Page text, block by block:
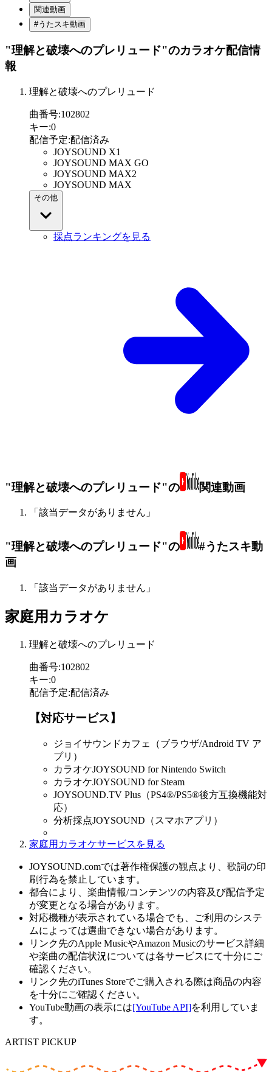
関連動画
#うたスキ動画
"理解と破壊へのプレリュード"のカラオケ配信情
報
理解と破壊へのプレリュード
曲番号:102802
キー:0
配信予定:配信済み
JOYSOUND X1
JOYSOUND MAX GO
JOYSOUND MAX2
JOYSOUND MAX
その他
採点ランキングを見る
"理解と破壊へのプレリュード"の 関連動画
「該当データがありません」
"理解と破壊へのプレリュード"の
#うたスキ動
画
「該当データがありません」
家庭用カラオケ
理解と破壊へのプレリュード
曲番号:102802
キー:0
配信予定:配信済み
【対応サービス】
ジョイサウンドカフェ（ブラウザ/Android TV ア
プリ）
カラオケJOYSOUND for Nintendo Switch
カラオケJOYSOUND for Steam
JOYSOUND.TV Plus（PS4®/PS5®後方互換機能対
応）
分析採点JOYSOUND（スマホアプリ）
家庭用カラオケサービスを見る
JOYSOUND.comでは著作権保護の観点より、歌詞の印
刷行為を禁止しています。
都合により、楽曲情報/コンテンツの内容及び配信予定
が変更となる場合があります。
対応機種が表示されている場合でも、ご利用のシステ
ムによっては選曲できない場合があります。
リンク先のApple MusicやAmazon Musicのサービス詳細
や楽曲の配信状況については各サービスにて十分にご
確認ください。
リンク先のiTunes Storeでご購入される際は商品の内容
を十分にご確認ください。
YouTube動画の表示には[YouTube API]を利用していま
す。
ARTIST PICKUP